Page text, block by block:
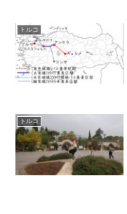
トルコ
トルコ